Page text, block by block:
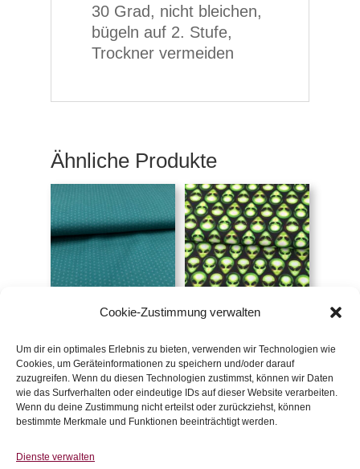
Cookie-Zustimmung verwalten
Um dir ein optimales Erlebnis zu bieten, verwenden wir Technologien wie
Cookies, um Geräteinformationen zu speichern und/oder darauf
zuzugreifen. Wenn du diesen Technologien zustimmst, können wir Daten
wie das Surfverhalten oder eindeutige IDs auf dieser Website verarbeiten.
Wenn du deine Zustimmung nicht erteilst oder zurückziehst, können
bestimmte Merkmale und Funktionen beeinträchtigt werden.
Dienste verwalten
30 Grad, nicht bleichen,
bügeln auf 2. Stufe,
Trockner vermeiden
Ähnliche Produkte
Webware,
Kreuzchen
€14,50/m
inkl. 20 % MwSt.
Webware,
€19,50/m
inkl. 20 % MwSt.
Zur Wunschliste